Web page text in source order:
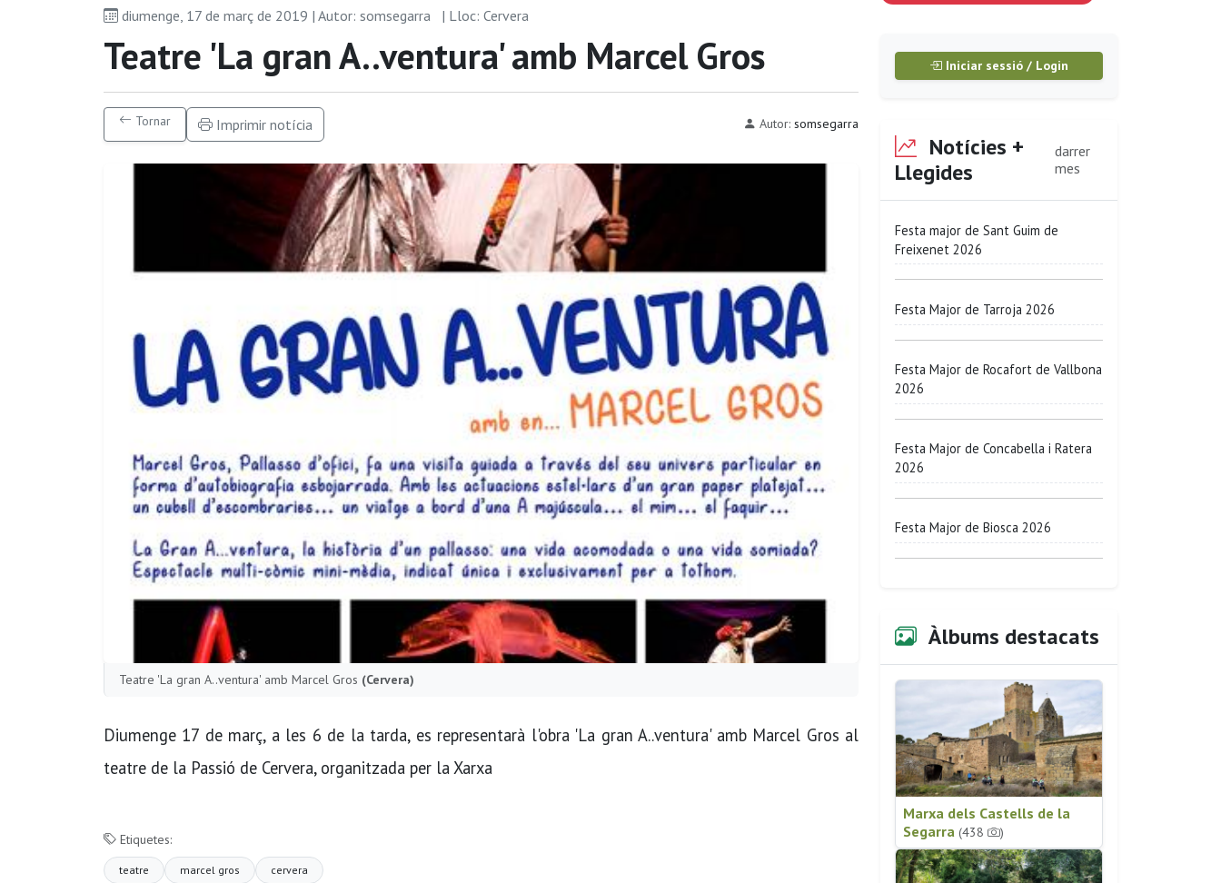
diumenge, 17 de març de 2019 | Autor: somsegarra
| Lloc: Cervera
Teatre 'La gran A..ventura' amb Marcel Gros
Tornar Imprimir notícia Autor: somsegarra
Teatre 'La gran A..ventura' amb Marcel Gros (Cervera)
Diumenge 17 de març, a les 6 de la tarda, es representarà l'obra 'La gran A..ventura' amb Marcel Gros al
teatre de la Passió de Cervera, organitzada per la Xarxa
Etiquetes:
teatre marcel gros cervera
Iniciar sessió / Login
Notícies +
Llegides
darrer
mes
Festa major de Sant Guim de
Freixenet 2026
Festa Major de Tarroja 2026
Festa Major de Rocafort de Vallbona
2026
Festa Major de Concabella i Ratera
2026
Festa Major de Biosca 2026
Àlbums destacats
Marxa dels Castells de la
Segarra (438 )